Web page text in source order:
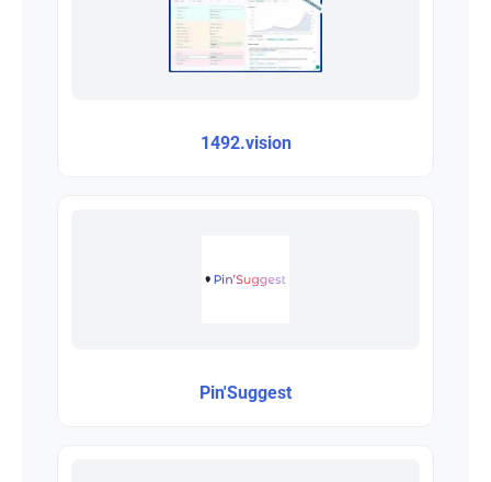
1492.vision
Pin'Suggest